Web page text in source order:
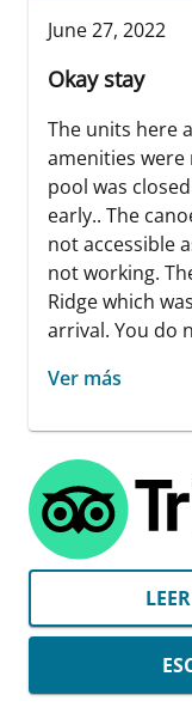
June 27, 2022
Okay stay
The units here
amenities were
pool was
early.. The
not accessible
not working.
Ridge which
arrival. You do
Ver más